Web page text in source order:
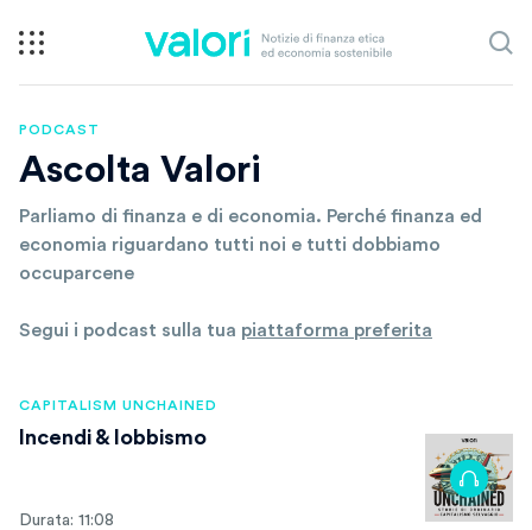
PODCAST
Ascolta Valori
Parliamo di finanza e di economia. Perché finanza ed
economia riguardano tutti noi e tutti dobbiamo
occuparcene
Segui i podcast sulla tua piattaforma preferita
CAPITALISM UNCHAINED
Incendi & lobbismo
Durata: 11:08